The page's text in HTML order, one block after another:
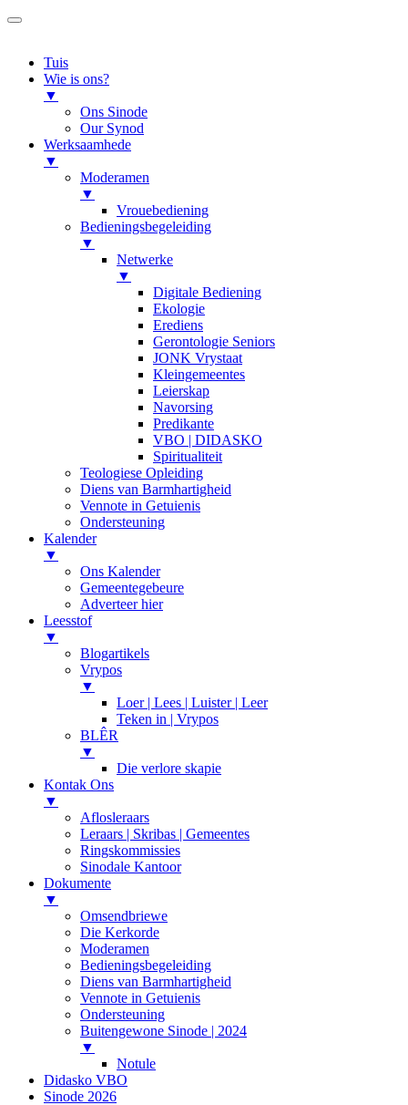
Tuis
Wie is ons?
▼
Ons Sinode
Our Synod
Werksaamhede
▼
Moderamen
▼
Vrouebediening
Bedieningsbegeleiding
▼
Netwerke
▼
Digitale Bediening
Ekologie
Erediens
Gerontologie Seniors
JONK Vrystaat
Kleingemeentes
Leierskap
Navorsing
Predikante
VBO | DIDASKO
Spiritualiteit
Teologiese Opleiding
Diens van Barmhartigheid
Vennote in Getuienis
Ondersteuning
Kalender
▼
Ons Kalender
Gemeentegebeure
Adverteer hier
Leesstof
▼
Blogartikels
Vrypos
▼
Loer | Lees | Luister | Leer
Teken in | Vrypos
BLÊR
▼
Die verlore skapie
Kontak Ons
▼
Aflosleraars
Leraars | Skribas | Gemeentes
Ringskommissies
Sinodale Kantoor
Dokumente
▼
Omsendbriewe
Die Kerkorde
Moderamen
Bedieningsbegeleiding
Diens van Barmhartigheid
Vennote in Getuienis
Ondersteuning
Buitengewone Sinode | 2024
▼
Notule
Didasko VBO
Sinode 2026